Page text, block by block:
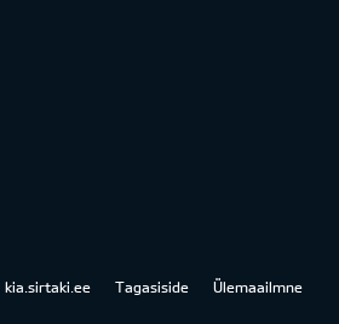
kia.sirtaki.ee Tagasiside Ülemaailmne